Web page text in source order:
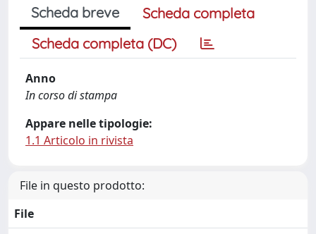
Scheda breve
Scheda completa
Scheda completa (DC)
Anno
In corso di stampa
Appare nelle tipologie:
1.1 Articolo in rivista
File in questo prodotto:
File